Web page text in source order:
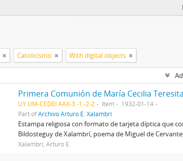
Catolicismo With digital objects
Primera Comunión de María Cecilia
UY UM-CEDEI AAX-3.-1.-2-2 Item
1932-01-14
Part ofArchivo Arturo E. Xalambrí
Estampa religiosa con formato de tarjeta díptica que
Bildosteguy de Xalambrí, poema de Miguel de
Xalambrí, Arturo E.